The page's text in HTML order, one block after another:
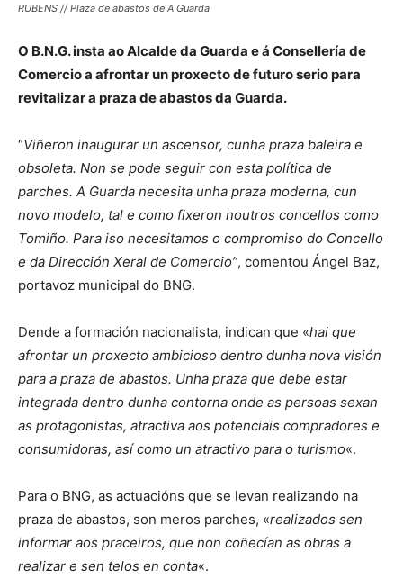
RUBENS // Plaza de abastos de A Guarda
O B.N.G. insta ao Alcalde da Guarda e á Consellería de
Comercio a afrontar un proxecto de futuro serio para
revitalizar a praza de abastos da Guarda.
“Viñeron inaugurar un ascensor, cunha praza baleira e
obsoleta. Non se pode seguir con esta política de
parches. A Guarda necesita unha praza moderna, cun
novo modelo, tal e como fixeron noutros concellos como
Tomiño. Para iso necesitamos o compromiso do Concello
e da Dirección Xeral de Comercio”, comentou Ángel Baz,
portavoz municipal do BNG.
Dende a formación nacionalista, indican que «hai que
afrontar un proxecto ambicioso dentro dunha nova visión
para a praza de abastos. Unha praza que debe estar
integrada dentro dunha contorna onde as persoas sexan
as protagonistas, atractiva aos potenciais compradores e
consumidoras, así como un atractivo para o turismo«.
Para o BNG, as actuacións que se levan realizando na
praza de abastos, son meros parches, «realizados sen
informar aos praceiros, que non coñecían as obras a
realizar e sen telos en conta«.